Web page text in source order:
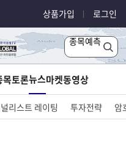
상품가입 로그인
종목예측
목토론뉴스마켓동영상
리스트 레이팅 투자전략 암